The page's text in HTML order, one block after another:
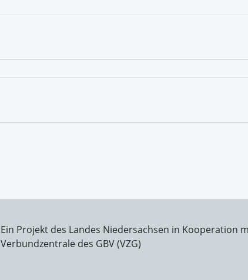
Ein Projekt des Landes Niedersachsen in Kooperation
Verbundzentrale des GBV (VZG)